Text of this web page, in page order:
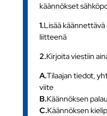
käännökset
1.Lisää
liitteenä
2.Kirjoita viestiin
A.Tilaajan tiedot,
viite
B.Käännöksen
C.Käännöksen